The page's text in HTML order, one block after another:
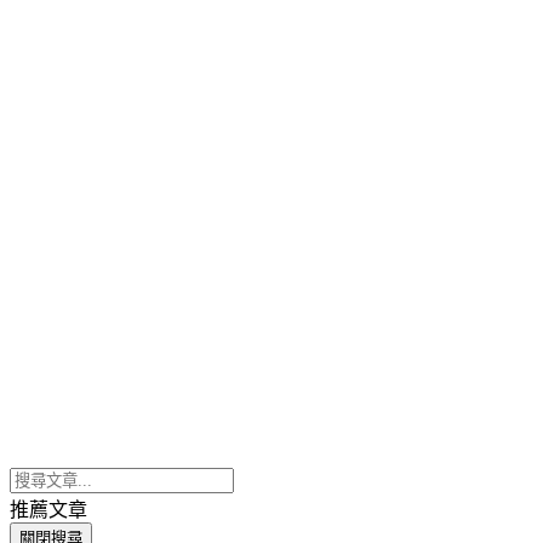
推薦文章
關閉搜尋